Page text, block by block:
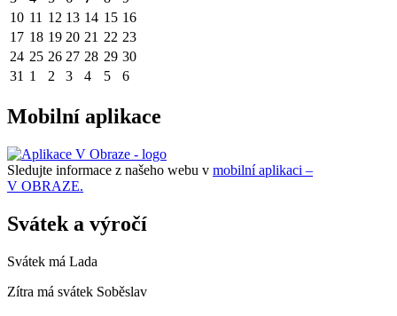
10 11 12 13 14 15 16
17 18 19 20 21 22 23
24 25 26 27 28 29 30
31 1 2 3 4 5 6
Mobilní aplikace
Sledujte informace z našeho webu v mobilní aplikaci –
V OBRAZE.
Svátek a výročí
Svátek má Lada
Zítra má svátek Soběslav